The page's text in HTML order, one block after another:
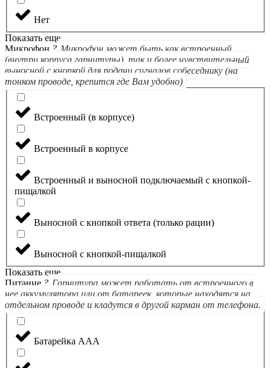
Нет
Показать еще
Микрофон ? Микрофон может быть как встроенный
(внутри корпуса гарнитуры), так и более чувствительный
выносной с кнопкой для подачи сигналов собеседнику (на
тонком проводе, крепится где Вам удобно)
Встроенный (в корпусе)
Встроенный в корпусе
Встроенный и выносной подключаемый с кнопкой-
пищалкой
Выносной с кнопкой ответа (только рации)
Выносной с кнопкой-пищалкой
Показать еще
Питание ? Гарнитура может работать от встроенного в
нее аккумулятора или от батареек, которые находятся на
отдельном проводе и кладутся в другой карман от телефона.
Батарейка ААА